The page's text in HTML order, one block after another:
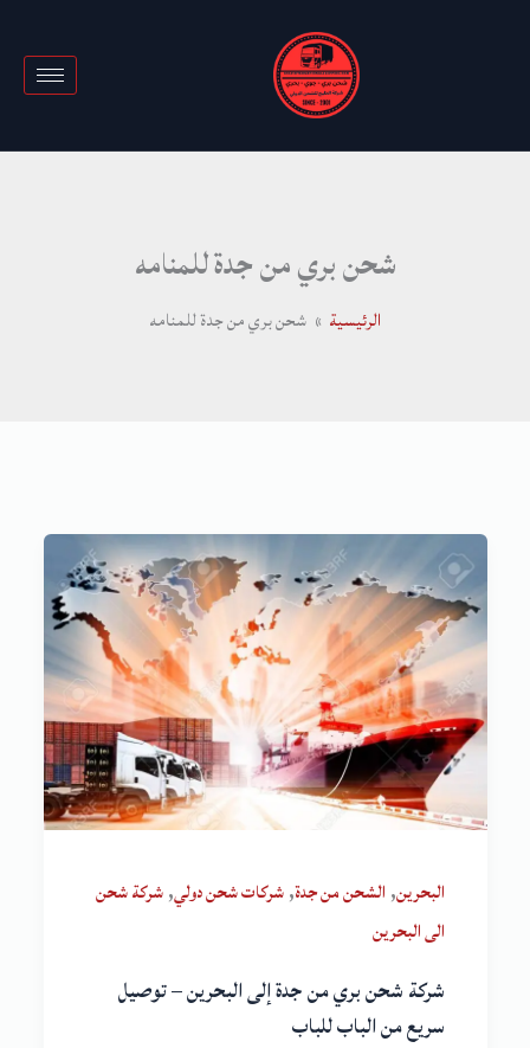
شحن بري من جدة للمنامه
الرئيسية شحن بري من جدة للمنامه
البحرين, الشحن من جدة,شركات شحن دولي,شركة شحن
الى البحرين
شركة شحن بري من جدة إلى البحرين – توصيل
سريع من الباب للباب